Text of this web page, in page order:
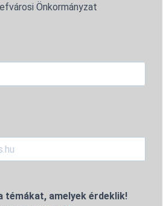
Önkormányzat
témákat, amelyek érdeklik!